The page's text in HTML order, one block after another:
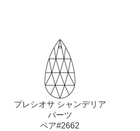
プレシオサ シャンデリア
パーツ
ペア#2662